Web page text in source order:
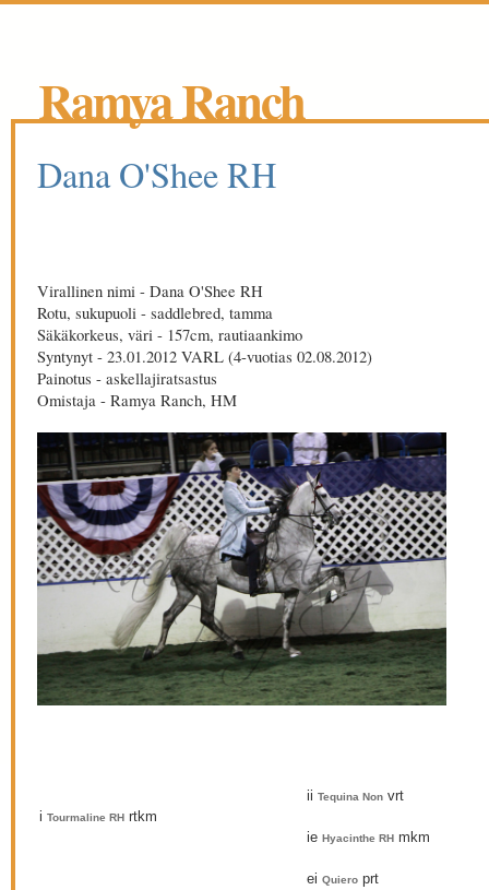
Ramya Ranch
Dana O'Shee RH
Virallinen nimi - Dana O'Shee RH
Rotu, sukupuoli - saddlebred, tamma
Säkäkorkeus, väri - 157cm, rautiaankimo
Syntynyt - 23.01.2012 VARL (4-vuotias 02.08.2012)
Painotus - askellajiratsastus
Omistaja - Ramya Ranch, HM
i Tourmaline RH rtkm
ii Tequina Non vrt
ie Hyacinthe RH mkm
ei Quiero prt